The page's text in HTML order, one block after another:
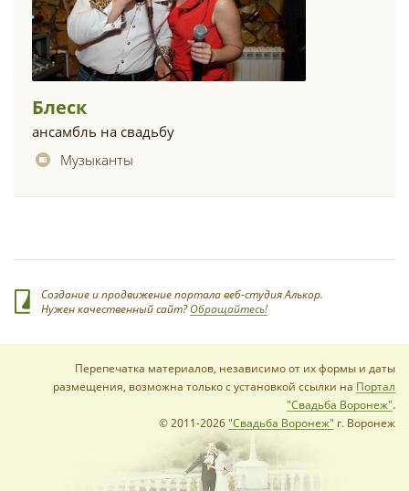
Блеск
ансамбль на свадьбу
Музыканты
Создание и продвижение портала веб-студия Алькор.
Нужен качественный сайт?Обращайтесь!
Перепечатка материалов, независимо от их формы и даты
размещения, возможна только с установкой ссылки на Портал
"Свадьба Воронеж".
© 2011-2026"Свадьба Воронеж" г. Воронеж